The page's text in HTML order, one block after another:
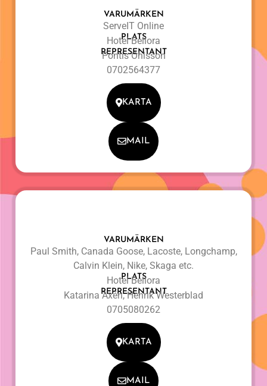
VARUMÄRKEN
ServeIT Online
PLATS
Hotel Bellora
REPRESENTANT
Pontis Ohlsson
0702564377
KARTA
MAIL
VARUMÄRKEN
Paul Smith, Canada Goose, Lacoste, Longchamp,
Calvin Klein, Nike, Skaga etc.
PLATS
Hotel Bellora
REPRESENTANT
Katarina Axén, Henrik Westerblad
0705080262
KARTA
MAIL